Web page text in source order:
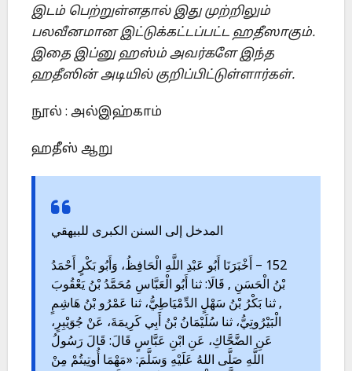
இடம் பெற்றுள்ளதால் இது முற்றிலும்
பலவீனமான இட்டுக்கட்டப்பட்ட ஹதீஸாகும்.
இதை இப்னு ஹஸ்ம் அவர்களே இந்த
ஹதீஸின் அடியில் குறிப்பிட்டுள்ளார்கள்.
நூல் : அல்இஹ்காம்
ஹதீஸ் ஆறு
المدخل إلى السنن الكبرى للبيهقي
152 – أَخْبَرَنَا أَبُو عَبْدِ اللَّهِ الْحَافِظُ، وَأَبُو بَكْرٍ أَحْمَدُ
بْنُ الْحَسَنِ , قَالَا: ثنا أَبُو الْعَبَّاسِ مُحَمَّدُ بْنُ يَعْقُوبَ
, ثنا بَكْرُ بْنُ سَهْلٍ الدِّمْيَاطِيُّ، ثنا عَمْرُو بْنُ هَاشِمٍ
الْبَيْرُوتِيُّ، ثنا سُلَيْمَانُ بْنُ أَبِي كَرِيمَةَ، عَنْ جُوَيْبِرٍ،
عَنِ الضَّحَّاكِ، عَنِ ابْنِ عَبَّاسٍ قَالَ: قَالَ رَسُولُ
اللَّهِ صَلَّى اللهُ عَلَيْهِ وَسَلَّمَ: «مَهْمَا أُوتِيتُمْ مِنْ